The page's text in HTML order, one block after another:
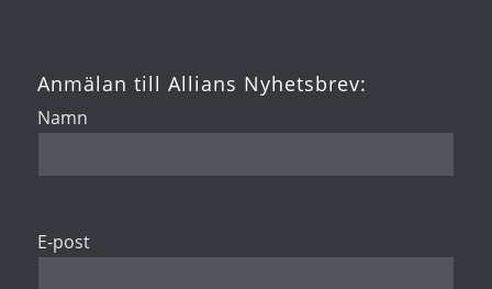
Anmälan till Allians Nyhetsbrev:
Namn
E-post